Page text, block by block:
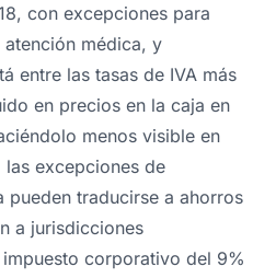
con excepciones para
médica, y
entre las tasas de IVA más
en precios en la caja en
menos visible en
excepciones de
traducirse a ahorros
a jurisdicciones
corporativo del 9%